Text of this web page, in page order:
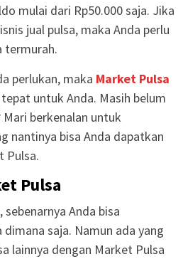
mulai dari Rp50.000 saja. Jika
jual pulsa, maka Anda perlu
termurah.
perlukan, maka Market Pulsa
untuk Anda. Masih belum
berkenalan untuk
nantinya bisa Anda dapatkan
Pulsa.
Pulsa
Anda bisa
saja. Namun ada yang
lainnya dengan Market Pulsa